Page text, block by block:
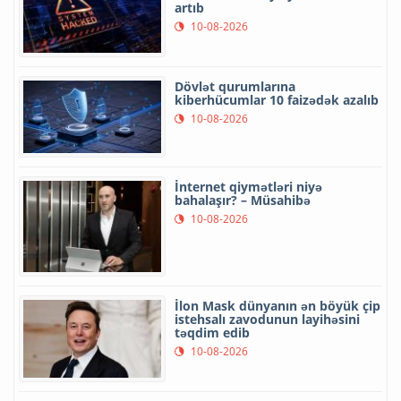
artıb
10-08-2026
Dövlət qurumlarına
kiberhücumlar 10 faizədək azalıb
10-08-2026
İnternet qiymətləri niyə
bahalaşır? – Müsahibə
10-08-2026
İlon Mask dünyanın ən böyük çip
istehsalı zavodunun layihəsini
təqdim edib
10-08-2026